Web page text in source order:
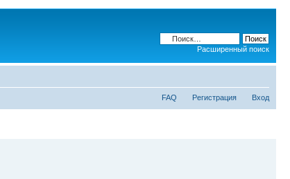
Расширенный поиск
FAQ Регистрация Вход